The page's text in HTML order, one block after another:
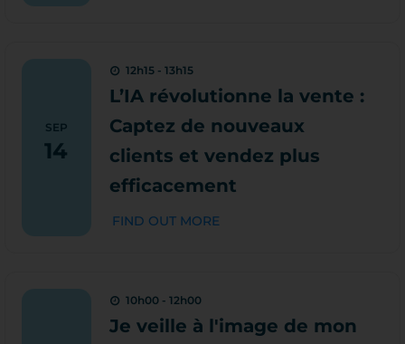
SEP
14
12h15 - 13h15
L’IA révolutionne la vente :
Captez de nouveaux
clients et vendez plus
efficacement
FIND OUT MORE
10h00 - 12h00
Je veille à l'image de mon